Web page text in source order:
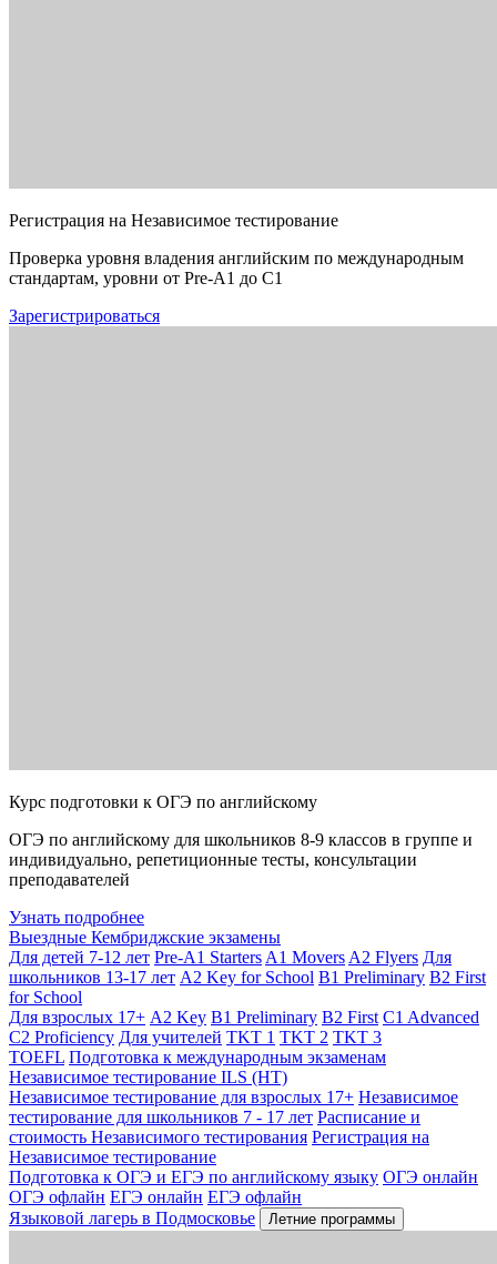
Регистрация на Независимое тестирование
Проверка уровня владения английским по международным
стандартам, уровни от Pre-A1 до C1
Зарегистрироваться
Курс подготовки к ОГЭ по английскому
ОГЭ по английскому для школьников 8-9 классов в группе и
индивидуально, репетиционные тесты, консультации
преподавателей
Узнать подробнее
Выездные Кембриджские экзамены
Для детей 7-12 лет Pre-A1 Starters A1 Movers A2 Flyers Для
школьников 13-17 лет A2 Key for School B1 Preliminary B2 First
for School
Для взрослых 17+ A2 Key B1 Preliminary B2 First C1 Advanced
C2 Proficiency Для учителей TKT 1 TKT 2 TKT 3
TOEFL Подготовка к международным экзаменам
Независимое тестирование ILS (НТ)
Независимое тестирование для взрослых 17+ Независимое
тестирование для школьников 7 - 17 лет Расписание и
стоимость Независимого тестирования Регистрация на
Независимое тестирование
Подготовка к ОГЭ и ЕГЭ по английскому языку ОГЭ онлайн
ОГЭ офлайн ЕГЭ онлайн ЕГЭ офлайн
Языковой лагерь в Подмосковье
Летние программы